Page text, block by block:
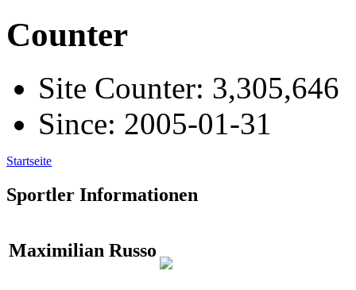
Counter
Site Counter: 3,305,646
Since: 2005-01-31
Startseite
Sportler Informationen
Maximilian Russo